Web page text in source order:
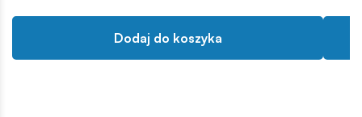
Dodaj do koszyka